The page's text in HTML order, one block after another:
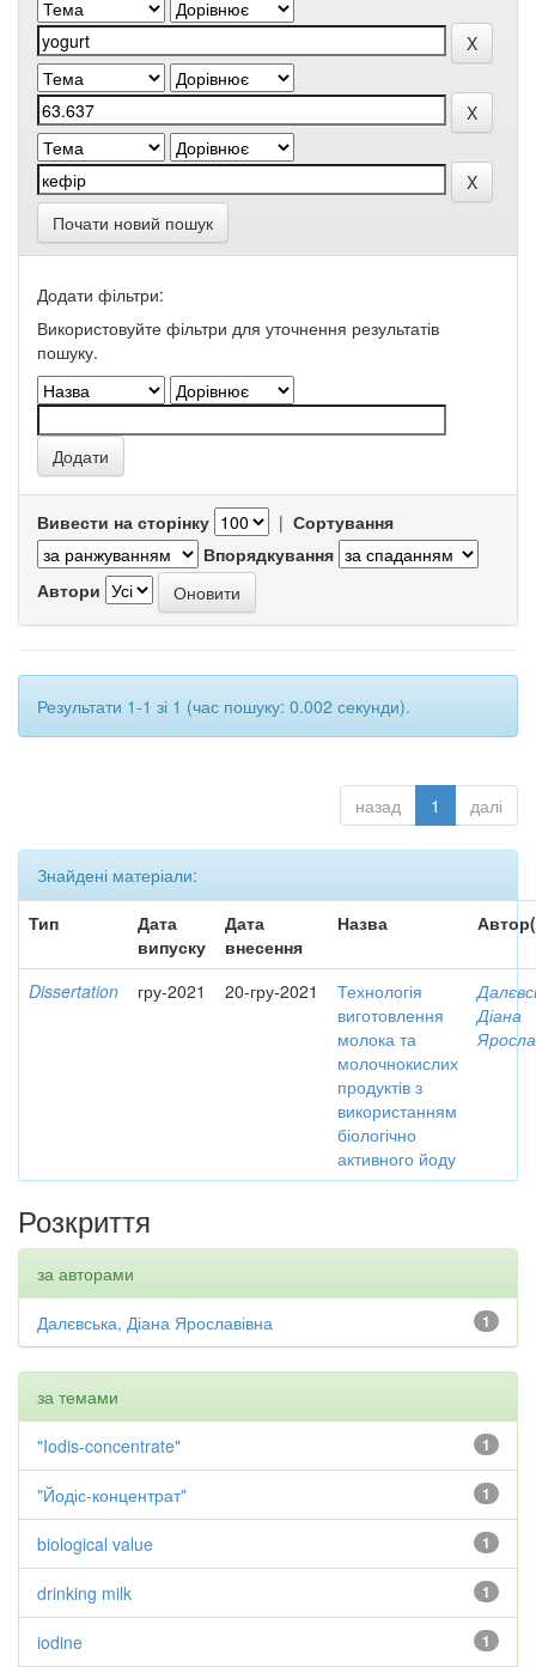
Почати новий пошук
Додати фільтри:
Використовуйте фільтри для уточнення результатів
пошуку.
Вивести на сторінку | Сортування
Впорядкування
Автори
Результати 1-1 зі 1 (час пошуку: 0.002 секунди).
назад 1 далі
Знайдені матеріали:
Тип
Дата
випуску
Дата
внесення
Назва
Dissertation гру-2021 20-гру-2021
Технологія
виготовлення
молока та
молочнокислих
продуктів з
використанням
біологічно
активного йоду
Діана
Розкриття
за авторами
1
Далєвська, Діана Ярославівна
за темами
1
"Iodis-concentrate"
1
"Йодіс-концентрат"
1
biological value
1
drinking milk
1
iodine